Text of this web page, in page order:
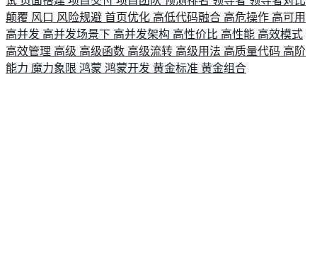
颠覆 风口 风险规避 首页优化 高低代码融合 高危操作 高可用
高并发 高并发场景下 高并发架构 高性价比 高性能 高效模式
高效管理 高级 高级函数 高级流转 高级用法 高质量代码 高阶
能力 魔力象限 鸿蒙 鸿蒙开发 黄金标准 黄金组合